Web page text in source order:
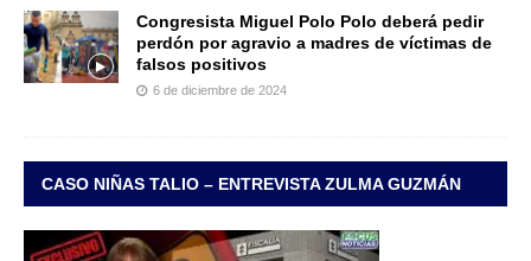
Congresista Miguel Polo Polo deberá pedir
perdón por agravio a madres de víctimas de
falsos positivos
6 de diciembre de 2024
CASO NIÑAS TALIO – ENTREVISTA ZULMA GUZMÁN